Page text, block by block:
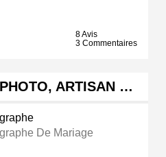
8 Avis
3 Commentaires
ARTISAN …
De Mariage